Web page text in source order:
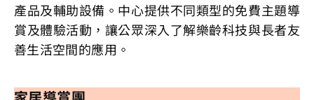
產品及輔助設備。中心提供不同類型的免費主題導
賞及體驗活動，讓公眾深入了解樂齡科技與長者友
善生活空間的應用。